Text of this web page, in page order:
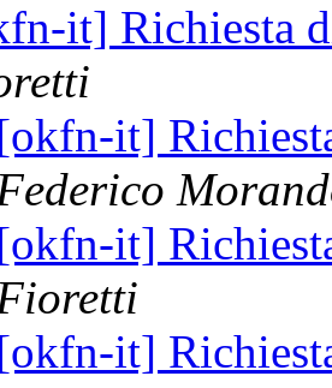
it] Richiesta
it]
it]
it]